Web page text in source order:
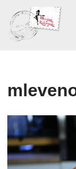
Skoči
na